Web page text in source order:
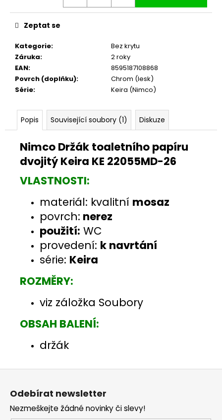
Kategorie:
Bez krytu
Záruka:
2 roky
EAN:
8595187108868
Povrch (doplňku):
Chrom (lesk)
Série: Keira (Nimco)
Zeptat se
Popis Související soubory (1) Diskuze
Nimco Držák toaletního papíru
dvojitý Keira KE 22055MD-26
VLASTNOSTI:
materiál: kvalitní mosaz
povrch: nerez
použití: WC
provedení: k navrtání
série: Keira
ROZMĚRY:
viz záložka Soubory
OBSAH BALENÍ:
držák
Z
Odebírat newsletter
Nezmeškejte žádné novinky či slevy!